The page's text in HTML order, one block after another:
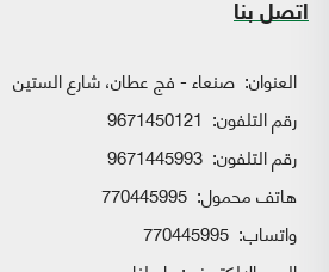
اتصل بنا
العنوان: صنعاء - فج عطان، شارع الستين
رقم التلفون: 9671450121
رقم التلفون: 9671445993
هاتف محمول: 770445995
واتساب: